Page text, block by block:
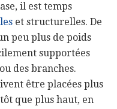
il est temps
et structurelles. De
peu plus de poids
supportées
des branches.
être placées plus
que plus haut, en